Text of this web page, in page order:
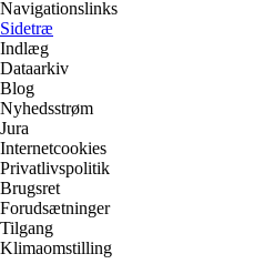
Navigationslinks
Sidetræ
Indlæg
Dataarkiv
Blog
Nyhedsstrøm
Jura
Internetcookies
Privatlivspolitik
Brugsret
Forudsætninger
Tilgang
Klimaomstilling